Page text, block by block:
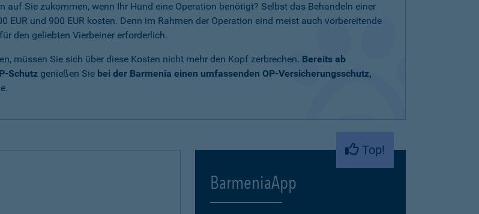
Sie zukommen, wenn Ihr Hund eine Operation benötigt? Selbst das Behandeln einer
und 900 EUR kosten. Denn im Rahmen der Operation sind meist auch vorbereitende
den geliebten Vierbeiner erforderlich.
müssen Sie sich über diese Kosten nicht mehr den Kopf zerbrechen. Bereits ab
Schutz genießen Sie bei der Barmenia einen umfassenden OP-Versicherungsschutz,
Top!
BarmeniaApp